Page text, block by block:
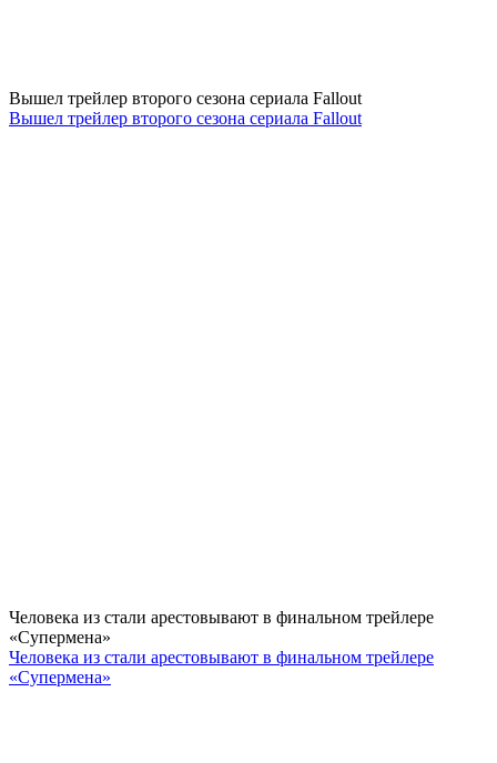
Вышел трейлер второго сезона сериала Fallout
Вышел трейлер второго сезона сериала Fallout
Человека из стали арестовывают в финальном трейлере
«Супермена»
Человека из стали арестовывают в финальном трейлере
«Супермена»